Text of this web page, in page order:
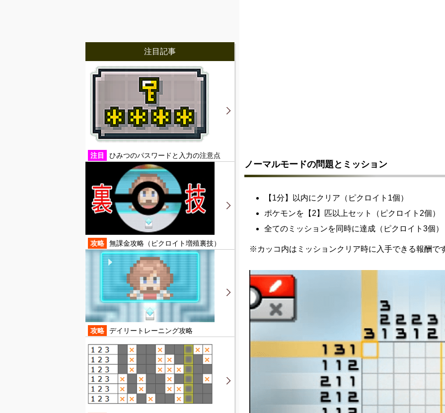
ノーマルモードの問題とミッション
【1分】以内にクリア （ピクロイト1個）
ポケモンを【2】匹以上セット
（ピクロイト2個）
全てのミッションを同時に達成 （ピクロイト3個）
※カッコ内はミッションクリア時に入手できる報酬で
注目記事
注目 ひみつのパスワードと入力の注意点
攻略 無課金攻略（ピクロイト増殖裏技）
攻略 デイリートレーニング攻略